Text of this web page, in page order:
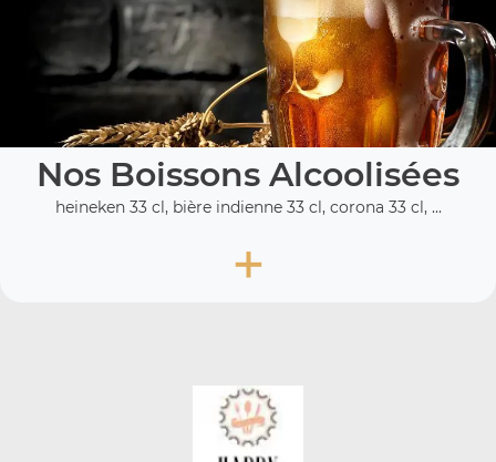
Nos Boissons Alcoolisées
heineken 33 cl, bière indienne 33 cl, corona 33 cl, ...
+